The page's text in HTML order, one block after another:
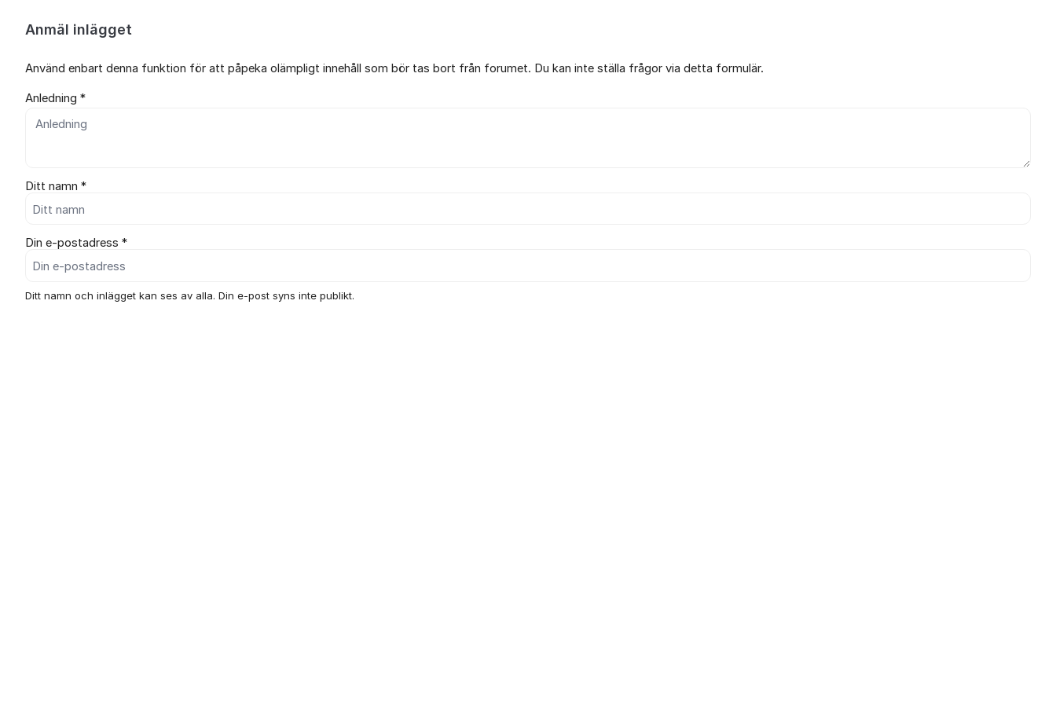
Anmäl inlägget
Använd enbart denna funktion för att påpeka olämpligt innehåll som bör tas bort från forumet. Du kan inte ställa frågor via detta formulär.
Anledning *
Ditt namn *
Din e-postadress *
Ditt namn och inlägget kan ses av alla. Din e-post syns inte publikt.